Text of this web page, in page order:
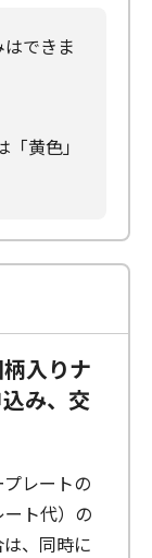
できま
黄色」
入りナ
み、交
レートの
ト代）の
、同時に